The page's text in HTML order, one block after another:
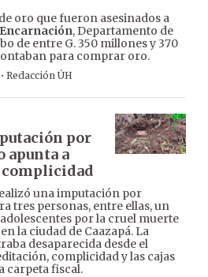
oro que fueron asesinados a
Encarnación, Departamento de
de entre G. 350 millones y 370
para comprar oro.
· Redacción ÚH
por
apunta a
una imputación por
tres personas, entre ellas, un
por la cruel muerte
la ciudad de Caazapá. La
desaparecida desde el
complicidad y las cajas
carpeta fiscal.